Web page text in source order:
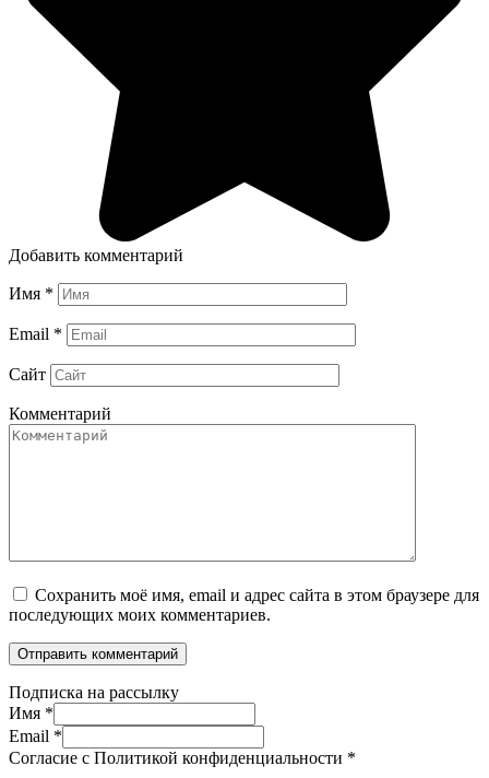
Добавить комментарий
Имя *
Email *
Сайт
Комментарий
Сохранить моё имя, email и адрес сайта в этом браузере для
последующих моих комментариев.
Подписка на рассылку
Имя *
Email *
Согласие с Политикой конфиденциальности *